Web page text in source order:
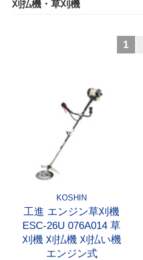
刈払機・草刈機
1
KOSHIN
工進 エンジン草刈機
ESC-26U 076A014 草
刈機 刈払機 刈払い機
エンジン式